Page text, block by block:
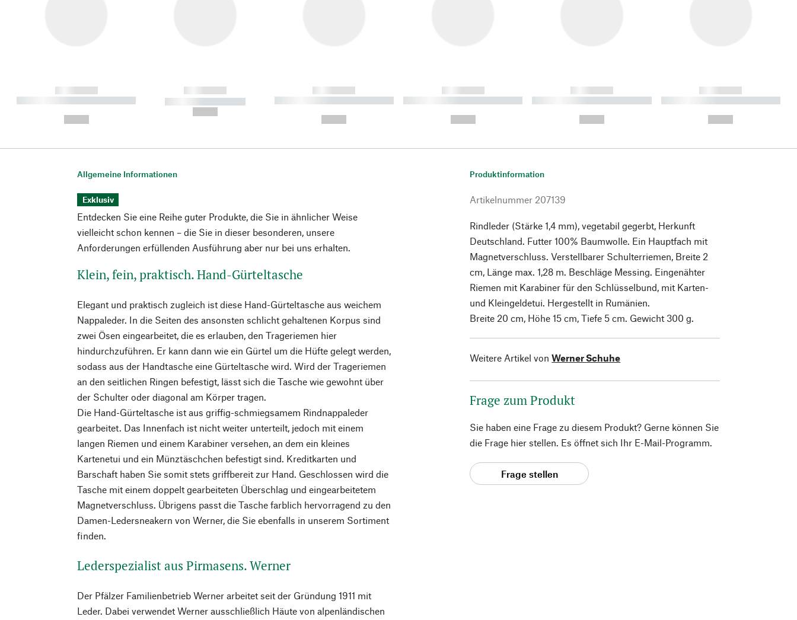
------------
----------- ----------- ----------
------------
----------- -----------
------------
----------- ----------- ----------
------------
----------- ----------- ----------
------------
----------- ----------- ----------
------------
----------- ----------- ----------
Allgemeine Informationen
Exklusiv
Entdecken Sie eine Reihe guter Produkte, die Sie in ähnlicher Weise
vielleicht schon kennen – die Sie in dieser besonderen, unsere
Anforderungen erfüllenden Ausführung aber nur bei uns erhalten.
Klein, fein, praktisch. Hand-Gürteltasche
Elegant und praktisch zugleich ist diese Hand-Gürteltasche aus weichem
Nappaleder. In die Seiten des ansonsten schlicht gehaltenen Korpus sind
zwei Ösen eingearbeitet, die es erlauben, den Trageriemen hier
hindurchzuführen. Er kann dann wie ein Gürtel um die Hüfte gelegt werden,
sodass aus der Handtasche eine Gürteltasche wird. Wird der Trageriemen
an den seitlichen Ringen befestigt, lässt sich die Tasche wie gewohnt über
der Schulter oder diagonal am Körper tragen.
Die Hand-Gürteltasche ist aus griffig-schmiegsamem Rindnappaleder
gearbeitet. Das Innenfach ist nicht weiter unterteilt, jedoch mit einem
langen Riemen und einem Karabiner versehen, an dem ein kleines
Kartenetui und ein Münztäschchen befestigt sind. Kreditkarten und
Barschaft haben Sie somit stets griffbereit zur Hand. Geschlossen wird die
Tasche mit einem doppelt gearbeiteten Überschlag und eingearbeitetem
Magnetverschluss. Übrigens passt die Tasche farblich hervorragend zu den
Damen-Ledersneakern von Werner, die Sie ebenfalls in unserem Sortiment
finden.
Lederspezialist aus Pirmasens. Werner
Der Pfälzer Familienbetrieb Werner arbeitet seit der Gründung 1911 mit
Leder. Dabei verwendet Werner ausschließlich Häute von alpenländischen
Produktinformation
Artikelnummer 207139
Rindleder (Stärke 1,4 mm), vegetabil gegerbt, Herkunft
Deutschland. Futter 100% Baumwolle. Ein Hauptfach mit
Magnetverschluss. Verstellbarer Schulterriemen, Breite 2
cm, Länge max. 1,28 m. Beschläge Messing. Eingenähter
Riemen mit Karabiner für den Schlüsselbund, mit Karten-
und Kleingeldetui. Hergestellt in Rumänien.
Breite 20 cm, Höhe 15 cm, Tiefe 5 cm. Gewicht 300 g.
Weitere Artikel von Werner Schuhe
Frage zum Produkt
Sie haben eine Frage zu diesem Produkt? Gerne können Sie
die Frage hier stellen. Es öffnet sich Ihr E-Mail-Programm.
Frage stellen